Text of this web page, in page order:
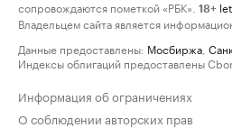
сопровождаются пометкой «РБК».
18+
Владельцем сайта является
Данные предоставлены: Мосбиржа
Индексы облигаций предоставлены
Информация об ограничениях
О соблюдении авторских прав